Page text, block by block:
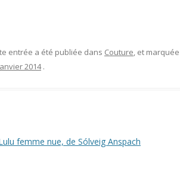
entrée a été publiée dans Couture, et
2014 .
femme nue, de Sólveig Anspach